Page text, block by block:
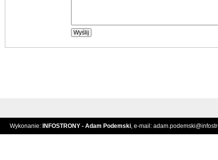
Wykonanie: INFOSTRONY - Adam Podemski, e-mail: